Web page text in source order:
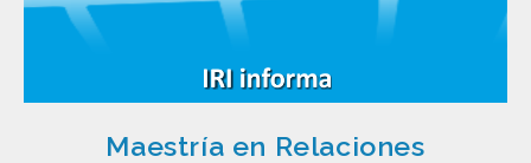
Maestría en Relaciones